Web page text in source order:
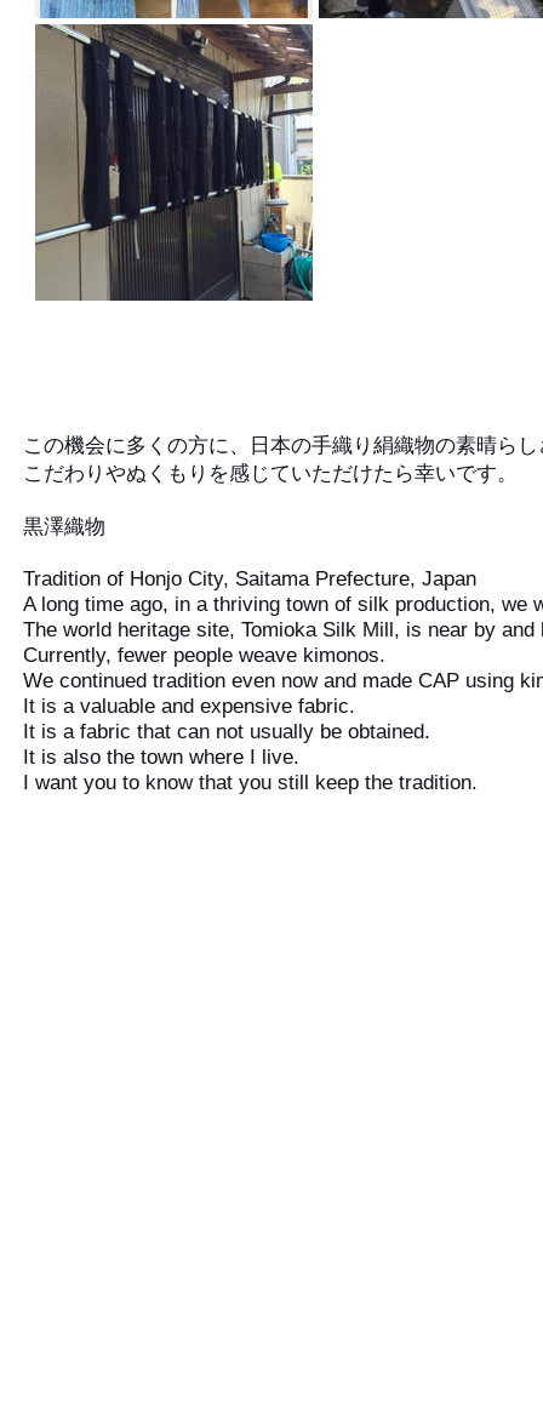
この機会に多くの方に、日本の手織り絹織物の素晴
こだわりやぬくもりを感じていただけたら幸いです。
黒澤織物
Tradition of Honjo City, Saitama Prefecture, Japan
A long time ago, in a thriving town of silk production,
The world heritage site, Tomioka Silk Mill, is near by
Currently, fewer people weave kimonos.
We continued tradition even now and made CAP using
It is a valuable and expensive fabric.
It is a fabric that can not usually be obtained.
It is also the town where I live.
I want you to know that you still keep the tradition.